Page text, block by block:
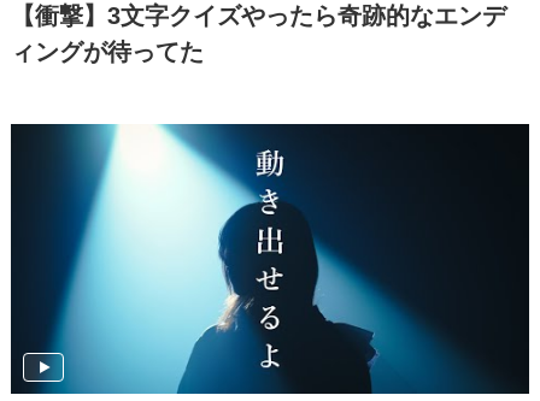
【衝撃】3文字クイズやったら奇跡的なエンデ
ィングが待ってた